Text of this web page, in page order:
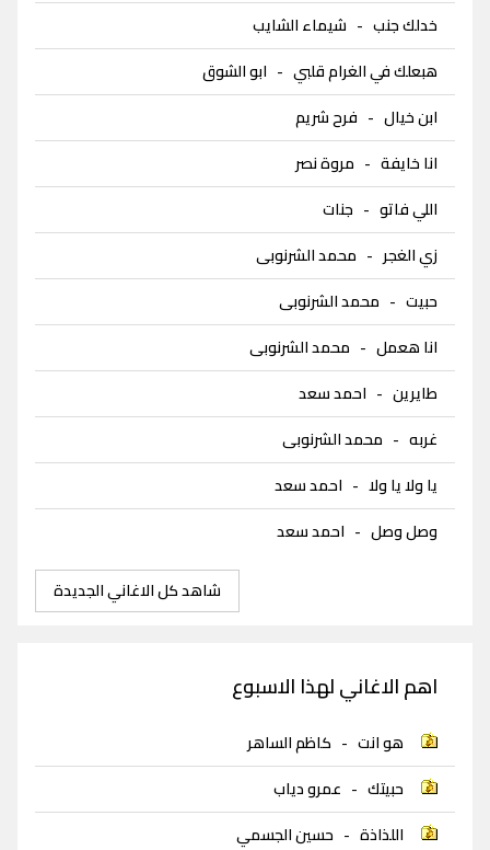
خدلك جنب - شيماء الشايب
هبعلك في الغرام قلبي - ابو الشوق
ابن خيال - فرح شريم
انا خايفة - مروة نصر
اللي فاتو - جنات
زي الغجر - محمد الشرنوبى
حبيت - محمد الشرنوبى
انا هعمل - محمد الشرنوبى
طايرين - احمد سعد
غربه - محمد الشرنوبى
يا ولا يا ولا - احمد سعد
وصل وصل - احمد سعد
شاهد كل الاغاني الجديدة
اهم الاغاني لهذا الاسبوع
هو انت - كاظم الساهر
حبيتك - عمرو دياب
اللذاذة - حسين الجسمي